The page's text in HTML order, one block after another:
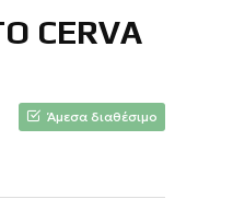
CERVA
Άμεσα διαθέσιμο